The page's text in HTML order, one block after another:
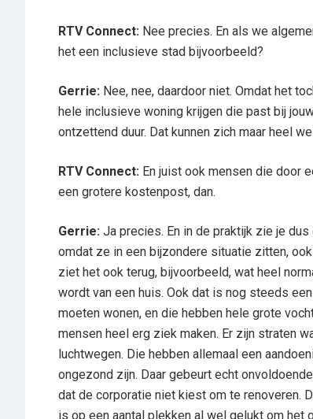
RTV Connect: Nee precies. En als we
het een inclusieve stad bijvoorbeeld?
Gerrie: Nee, nee, daardoor niet. Omdat het
hele inclusieve woning krijgen die past bij
ontzettend duur. Dat kunnen zich maar heel
RTV Connect: En juist ook mensen die door
een grotere kostenpost, dan.
Gerrie: Ja precies. En in de praktijk zie je
omdat ze in een bijzondere situatie zitten,
ziet het ook terug, bijvoorbeeld, wat heel
wordt van een huis. Ook dat is nog steeds
moeten wonen, en die hebben hele grote
mensen heel erg ziek maken. Er zijn straten
luchtwegen. Die hebben allemaal een
ongezond zijn. Daar gebeurt echt
dat de corporatie niet kiest om te renoveren.
is op een aantal plekken al wel gelukt om het